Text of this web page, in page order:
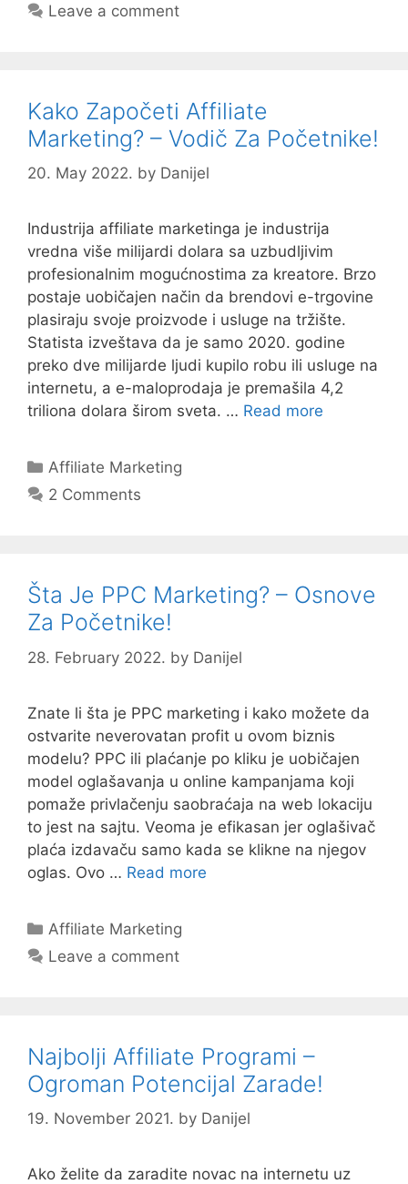
Leave a comment
Kako Započeti Affiliate
Marketing? – Vodič Za Početnike!
20. May 2022. by Danijel
Industrija affiliate marketinga je industrija
vredna više milijardi dolara sa uzbudljivim
profesionalnim mogućnostima za kreatore. Brzo
postaje uobičajen način da brendovi e-trgovine
plasiraju svoje proizvode i usluge na tržište.
Statista izveštava da je samo 2020. godine
preko dve milijarde ljudi kupilo robu ili usluge na
internetu, a e-maloprodaja je premašila 4,2
triliona dolara širom sveta. … Read more
Categories
Affiliate Marketing
2 Comments
Šta Je PPC Marketing? – Osnove
Za Početnike!
28. February 2022. by Danijel
Znate li šta je PPC marketing i kako možete da
ostvarite neverovatan profit u ovom biznis
modelu? PPC ili plaćanje po kliku je uobičajen
model oglašavanja u online kampanjama koji
pomaže privlačenju saobraćaja na web lokaciju
to jest na sajtu. Veoma je efikasan jer oglašivač
plaća izdavaču samo kada se klikne na njegov
oglas. Ovo … Read more
Categories
Affiliate Marketing
Leave a comment
Najbolji Affiliate Programi –
Ogroman Potencijal Zarade!
19. November 2021. by Danijel
Ako želite da zaradite novac na internetu uz